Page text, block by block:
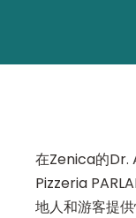
在Zenica的Dr.
Pizzeria
地人和游客提